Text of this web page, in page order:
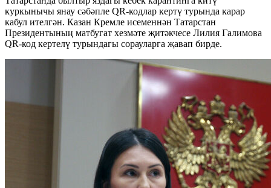
куркынычы янау сәбәпле QR-кодлар кертү турында карар
кабул ителгән. Казан Кремле исеменнән Татарстан
Президентының матбугат хезмәте җитәкчесе Лилия Галимова
QR-код кертелү турындагы сорауларга җавап бирде.